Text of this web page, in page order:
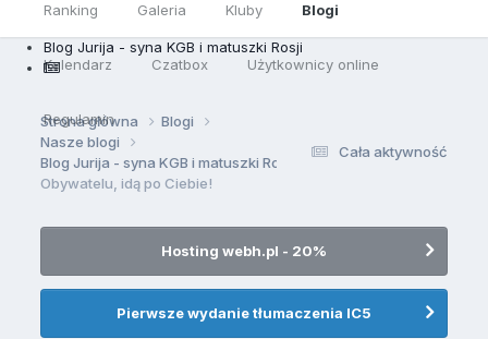
Ranking Galeria Kluby Blogi
Kalendarz Czatbox Użytkownicy online
Regulamin
Blog Jurija - syna KGB i matuszki Rosji
Cała aktywność
Strona główna
Blogi
Nasze blogi
Blog Jurija - syna KGB i matuszki Rosji
Obywatelu, idą po Ciebie!
Hosting webh.pl - 20%
Pierwsze wydanie tłumaczenia IC5